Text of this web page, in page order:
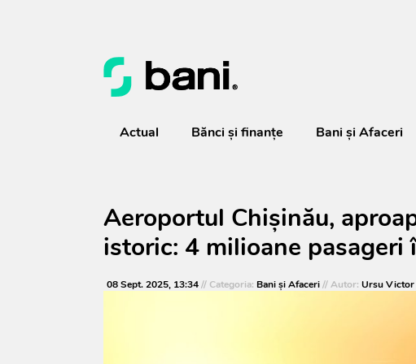
Actual Bănci şi finanţe Bani și Afaceri
Aeroportul Chișinău,
istoric: 4 milioane pasageri
08 Sept. 2025, 13:34// Categoria: Bani și Afaceri// Autor: Ursu Victor